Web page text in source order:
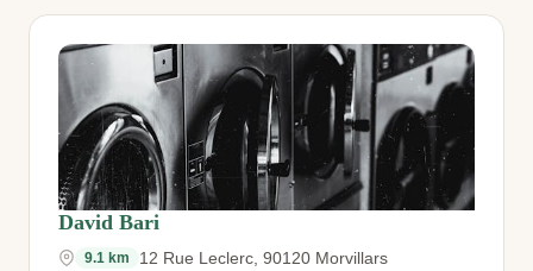
David Bari
9.1 km 12 Rue Leclerc, 90120 Morvillars